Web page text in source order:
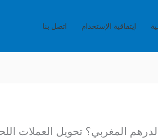
إيتفاقية الإستخدام اتصل بنا